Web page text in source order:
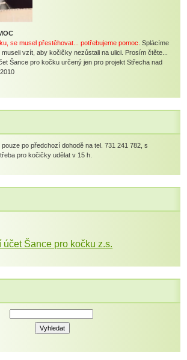
se musel přestěhovat... potřebujeme pomoc. Splácíme
vzít, aby kočičky nezůstali na ulici. Prosím čtěte...
Šance pro kočku určený jen pro projekt Střecha nad
po předchozí dohodě na tel. 731 241 782, s
pro kočičky udělat v 15 h.
účet Šance pro kočku z.s.